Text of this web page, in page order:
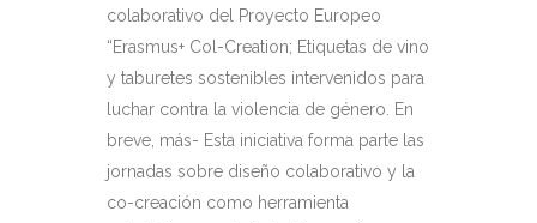
colaborativo del Proyecto Europeo
“Erasmus+ Col-Creation; Etiquetas de vino
y taburetes sostenibles intervenidos para
luchar contra la violencia de género. En
breve, más- Esta iniciativa forma parte las
jornadas sobre diseño colaborativo y la
co-creación como herramienta